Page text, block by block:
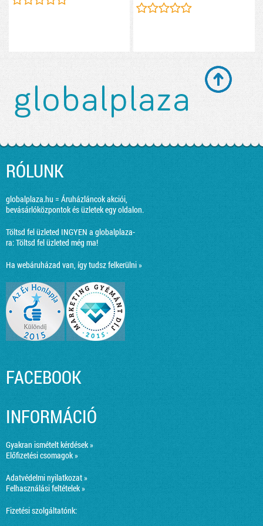
RÓLUNK
globalplaza.hu = Áruházláncok akciói,
bevásárlóközpontok és üzletek egy oldalon.
Töltsd fel üzleted INGYEN a globalplaza-
ra:Töltsd fel üzleted még ma!
Ha webáruházad van, így tudsz felkerülni »
FACEBOOK
INFORMÁCIÓ
Gyakran ismételt kérdések »
Előfizetési csomagok »
Adatvédelmi nyilatkozat »
Felhasználási feltételek »
Fizetési szolgáltatónk: